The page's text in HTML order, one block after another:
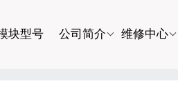
块型号 公司简介 维修中心